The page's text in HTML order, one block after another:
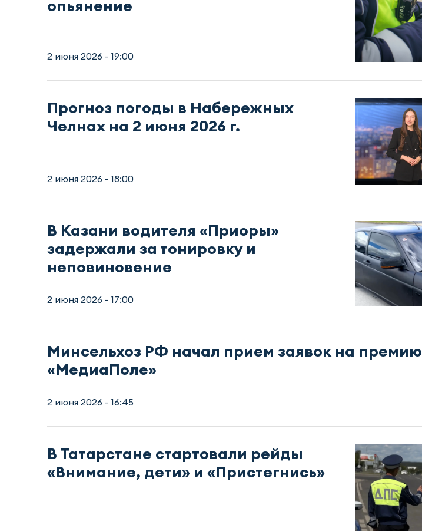
опьянение
2 июня 2026 - 19:00
Прогноз погоды в Набережных
Челнах на 2 июня 2026 г.
2 июня 2026 - 18:00
В Казани водителя «Приоры»
задержали за тонировку и
неповиновение
2 июня 2026 - 17:00
Минсельхоз РФ начал прием заявок на премию
«МедиаПоле»
2 июня 2026 - 16:45
В Татарстане стартовали рейды
«Внимание, дети» и «Пристегнись»